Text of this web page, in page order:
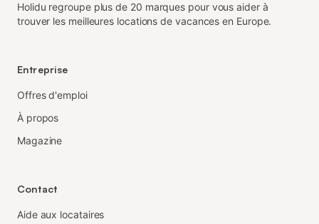
Holidu regroupe plus de 20 marques pour vous aider à
trouver les meilleures locations de vacances en Europe.
Entreprise
Offres d'emploi
À propos
Magazine
Contact
Aide aux locataires